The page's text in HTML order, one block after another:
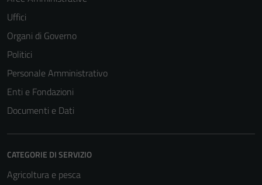
Uffici
Organi di Governo
Politici
Personale Amministrativo
Enti e Fondazioni
Documenti e Dati
CATEGORIE DI SERVIZIO
Agricoltura e pesca